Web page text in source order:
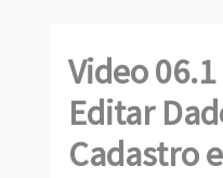
Video
Editar
Cadastro